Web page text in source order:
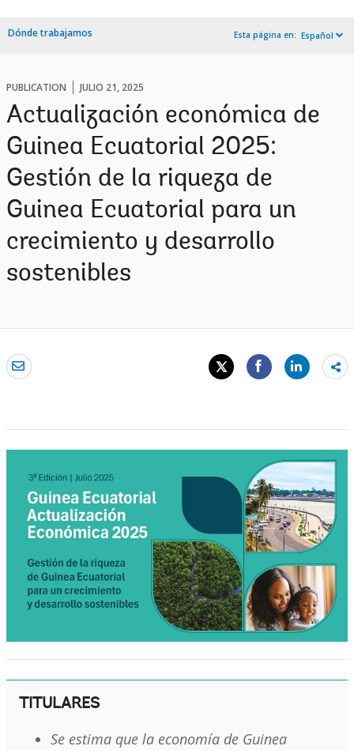
Dónde trabajamos Esta página en: Español
PUBLICATION JULIO 21, 2025
Actualización económica de
Guinea Ecuatorial 2025:
Gestión de la riqueza de
Guinea Ecuatorial para un
crecimiento y desarrollo
sostenibles
TITULARES
Se estima que la economía de Guinea